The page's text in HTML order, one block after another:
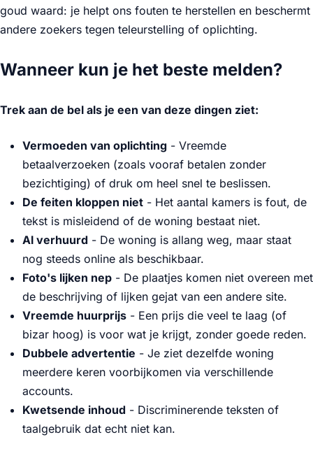
goud waard: je helpt ons fouten te herstellen en beschermt
andere zoekers tegen teleurstelling of oplichting.
Wanneer kun je het beste melden?
Trek aan de bel als je een van deze dingen ziet:
Vermoeden van oplichting - Vreemde
betaalverzoeken (zoals vooraf betalen zonder
bezichtiging) of druk om heel snel te beslissen.
De feiten kloppen niet - Het aantal kamers is fout, de
tekst is misleidend of de woning bestaat niet.
Al verhuurd - De woning is allang weg, maar staat
nog steeds online als beschikbaar.
Foto's lijken nep - De plaatjes komen niet overeen met
de beschrijving of lijken gejat van een andere site.
Vreemde huurprijs - Een prijs die veel te laag (of
bizar hoog) is voor wat je krijgt, zonder goede reden.
Dubbele advertentie - Je ziet dezelfde woning
meerdere keren voorbijkomen via verschillende
accounts.
Kwetsende inhoud - Discriminerende teksten of
taalgebruik dat echt niet kan.